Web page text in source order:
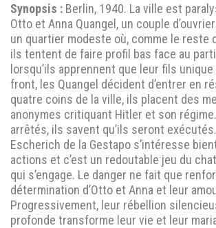
Synopsis : Berlin, 1940. La ville est
Otto et Anna Quangel, un couple
un quartier modeste où, comme le reste
ils tentent de faire profil bas face au
lorsqu’ils apprennent que leur fils
front, les Quangel décident d’entrer en
quatre coins de la ville, ils placent des
anonymes critiquant Hitler et son
arrêtés, ils savent qu’ils seront
Escherich de la Gestapo s’intéresse
actions et c’est un redoutable jeu du
qui s’engage. Le danger ne fait que
détermination d’Otto et Anna et leur
Progressivement, leur rébellion
profonde transforme leur vie et leur